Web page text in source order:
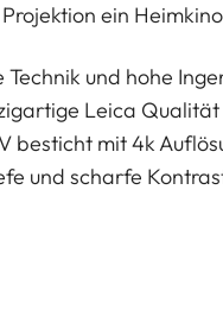
ein
und hohe
Leica
mit 4k
und scharfe